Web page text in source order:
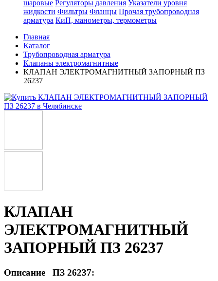
шаровые Регуляторы давления Указатели уровня
жидкости Фильтры Фланцы Прочая трубопроводная
арматура КиП, манометры, термометры
Главная
Каталог
Трубопроводная арматура
Клапаны электромагнитные
КЛАПАН ЭЛЕКТРОМАГНИТНЫЙ ЗАПОРНЫЙ ПЗ
26237
КЛАПАН
ЭЛЕКТРОМАГНИТНЫЙ
ЗАПОРНЫЙ ПЗ 26237
Описание ПЗ 26237: